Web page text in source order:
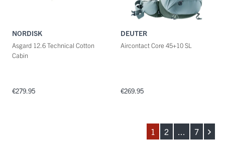
NORDISK
Asgard 12.6 Technical Cotton
Cabin
€279.95
DEUTER
Aircontact Core 45+10 SL
€269.95
1 2 ... 7